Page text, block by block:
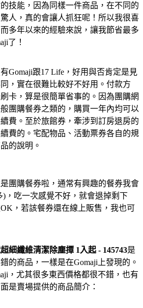
技能，因為同樣一件商品，在不同的
人，真的會讓人抓狂呢！所以我很喜
多年以來的經驗來說，讓我節省最多
了！
Gomaji跟17 Life，好用與否肯定是見
，實在很難比較好不好用。付款方
卡，算是很簡單省事的。因為團購網
團購餐券之類的，購買一年內均可以
費。至於旅館券，牽涉到訂房退房的
費的。宅配物品、活動票券各自的規
的說明。
團購餐券啦，通常有興趣的餐券我會
)，吃一次感覺不好，就會退掉剩下
，若該餐券還在線上販售，我也可
細纖維清潔除塵撢 1入起 - 145743是
的商品，一樣是在Gomaji上發現的。
，尤其很多東西價格都很不錯，也有
是賣場提供的商品簡介：